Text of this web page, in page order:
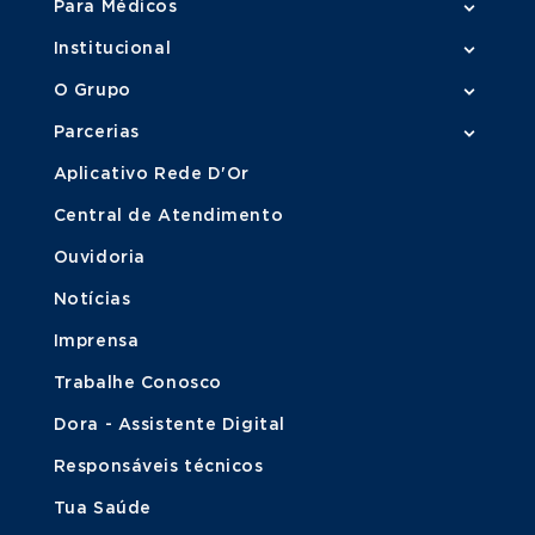
Para Médicos
Institucional
O Grupo
Parcerias
Aplicativo Rede D'Or
Central de Atendimento
Ouvidoria
Notícias
Imprensa
Trabalhe Conosco
Dora - Assistente Digital
Responsáveis técnicos
Tua Saúde